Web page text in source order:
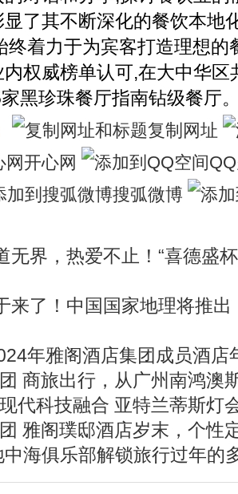
了其不断深化的餐饮本地
终着力于为宾客打造理想的
权威榜单认可,在大中华区
黑珍珠餐厅指南钻级餐厅
复制网址
开心网
搜弧微博
无界，热爱不止！“喜德盛
来了！中国国家地理将推
年雅阁酒店集团成员酒店
商旅出行，从广州南鸿澳
代科技融合 亚特兰蒂斯灯
雅阁璞邸酒店岁末，个性
海俱乐部解锁旅行过年的